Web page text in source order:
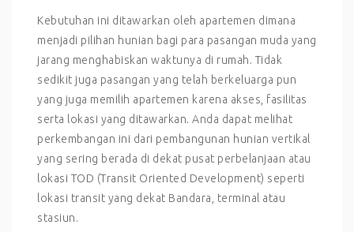
Kebutuhan ini ditawarkan oleh apartemen dimana
menjadi pilihan hunian bagi para pasangan muda yang
jarang menghabiskan waktunya di rumah. Tidak
sedikit juga pasangan yang telah berkeluarga pun
yang juga memilih apartemen karena akses, fasilitas
serta lokasi yang ditawarkan. Anda dapat melihat
perkembangan ini dari pembangunan hunian vertikal
yang sering berada di dekat pusat perbelanjaan atau
lokasi TOD (Transit Oriented Development) seperti
lokasi transit yang dekat Bandara, terminal atau
stasiun.